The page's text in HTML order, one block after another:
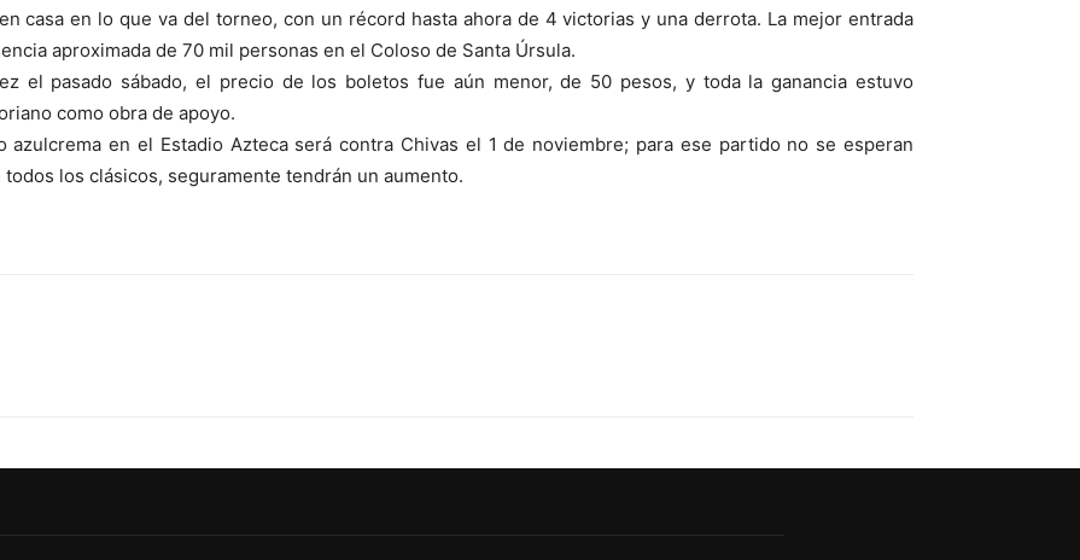
casa en lo que va del torneo, con un récord hasta ahora de 4 victorias y una derrota. La mejor entrada
aproximada de 70 mil personas en el Coloso de Santa Úrsula.
el pasado sábado, el precio de los boletos fue aún menor, de 50 pesos, y toda la ganancia estuvo
como obra de apoyo.
en el Estadio Azteca será contra Chivas el 1 de noviembre; para ese partido no se esperan
los clásicos, seguramente tendrán un aumento.